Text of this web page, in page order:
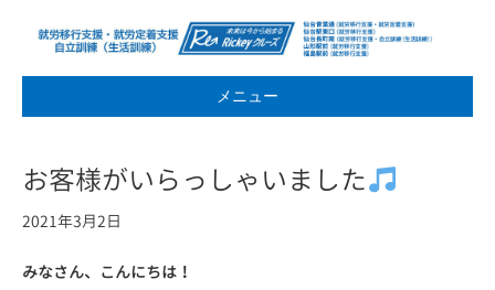
メニュー
お客様がいらっしゃいました
2021年3月2日
みなさん、こんにちは！